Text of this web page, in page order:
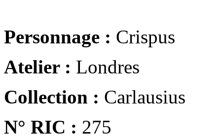
Personnage : Crispus
Atelier : Londres
Collection : Carlausius
N° RIC : 275